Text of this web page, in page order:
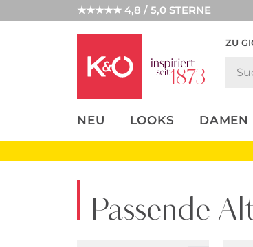
★★★★★ 4,8 / 5,0 STERNE
ZU
NEU LOOKS DAMEN
UNSERE APP
CLICK &
Passende